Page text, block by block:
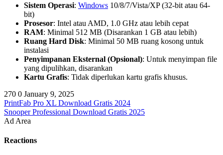
Sistem Operasi: Windows 10/8/7/Vista/XP (32-bit atau 64-
bit)
Prosesor: Intel atau AMD, 1.0 GHz atau lebih cepat
RAM: Minimal 512 MB (Disarankan 1 GB atau lebih)
Ruang Hard Disk: Minimal 50 MB ruang kosong untuk
instalasi
Penyimpanan Eksternal (Opsional): Untuk menyimpan file
yang dipulihkan, disarankan
Kartu Grafis: Tidak diperlukan kartu grafis khusus.
270 0 January 9, 2025
PrintFab Pro XL Download Gratis 2024
Snooper Professional Download Gratis 2025
Ad Area
Reactions